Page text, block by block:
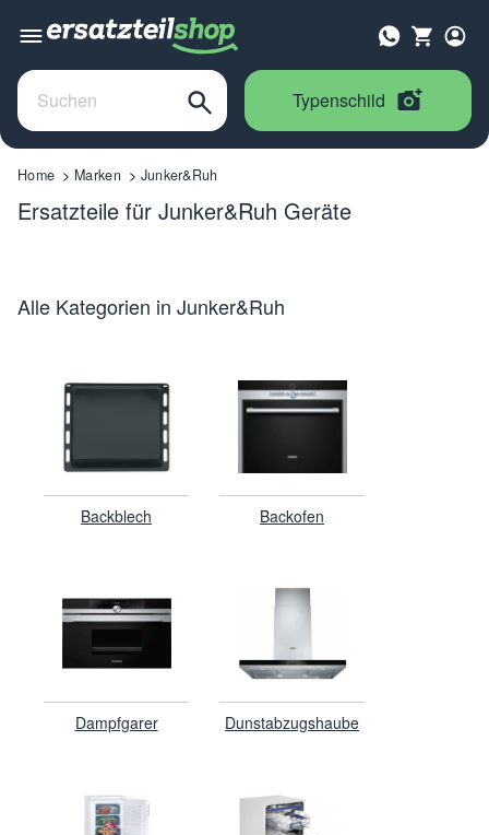
Typenschild
Home Marken Junker&Ruh
Ersatzteile für Junker&Ruh Geräte
Alle Kategorien in Junker&Ruh
Backblech Backofen
Dampfgarer Dunstabzugshaube